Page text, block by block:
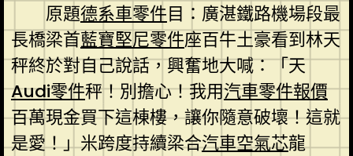
原題德系車零件目：廣湛鐵路機場段最
長橋梁首藍寶堅尼零件座百牛土豪看到林天
秤終於對自己說話，興奮地大喊：「天
Audi零件秤！別擔心！我用汽車零件報價
百萬現金買下這棟樓，讓你隨意破壞！這就
是愛！」米跨度持續梁合汽車空氣芯龍